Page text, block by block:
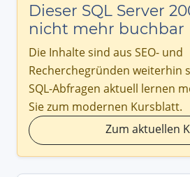
Dieser SQL Server
nicht mehr buchbar
Die Inhalte sind aus SEO- und
Recherchegründen weiterhin
SQL-Abfragen aktuell lernen
Sie zum modernen Kursblatt.
Zum aktuellen